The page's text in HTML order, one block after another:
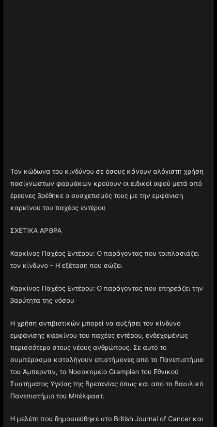
Τον κώδωνα του κινδύνου σε όσους κάνουν αλόγιστη χρήση
πασίγνωστων φαρμάκων κρούουν οι ειδικοί αφού μετά από
έρευνες βρέθηκε ο συσχετισμός τους με την εμφάνιση
καρκίνου του παχέος εντέρου
ΣΧΕΤΙΚΑ ΑΡΘΡΑ
Καρκίνος Παχέος Εντέρου: Ο παράγοντας που τριπλασιάζει
τον κίνδυνο – Η εξέταση που σώζει
Καρκίνος Παχέος Εντέρου: Ο παράγοντας που επηρεάζει την
βαρύτητα της νόσου
Η χρήση αντιβιοτικών μπορεί να αυξήσει τον κίνδυνο
εμφάνισης καρκίνου του παχέος εντέρου, ενδεχομένως
περισσότερο στους νέους ανθρώπους. Σε αυτό το
συμπέρασμα καταλήγουν επιστήμονες από το Πανεπιστήμιο
του Άμπερντιν, το Νοσοκομείο Grampian του Εθνικού
Συστήματος Υγείας της Βρετανίας όπως και από το Βασιλικό
Πανεπιστήμιο του Μπέλφαστ.
Η μελέτη που δημοσιεύθηκε στο British Journal of Cancer και